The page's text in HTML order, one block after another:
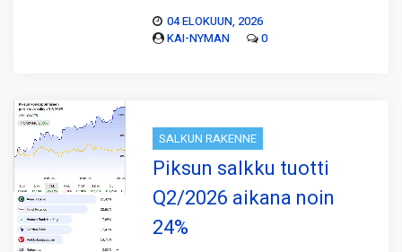
04 ELOKUUN, 2026
KAI-NYMAN
0
SALKUN RAKENNE
Piksun salkku tuotti
Q2/2026 aikana noin
24%